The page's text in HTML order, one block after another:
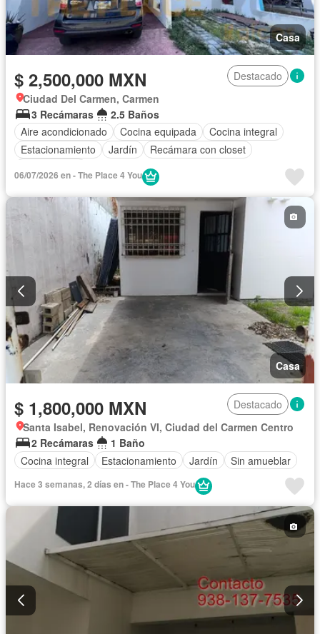
Casa
$ 2,500,000 MXN
Destacado
Ciudad Del Carmen, Carmen
3 Recámaras
2.5 Baños
Aire acondicionado
Cocina equipada
Cocina integral
Estacionamiento
Jardín
Recámara con closet
06/07/2026 en - The Place 4 You
Casa
$ 1,800,000 MXN
Destacado
Santa Isabel, Renovación VI, Ciudad del Carmen Centro
2 Recámaras
1 Baño
Cocina integral
Estacionamiento Jardín Sin amueblar
Hace 3 semanas, 2 días en - The Place 4 You